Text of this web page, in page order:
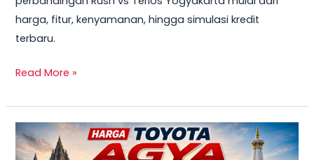
harga, fitur, kenyamanan, hingga simulasi kredit
terbaru.
Read More »
TERBARU!
Harga